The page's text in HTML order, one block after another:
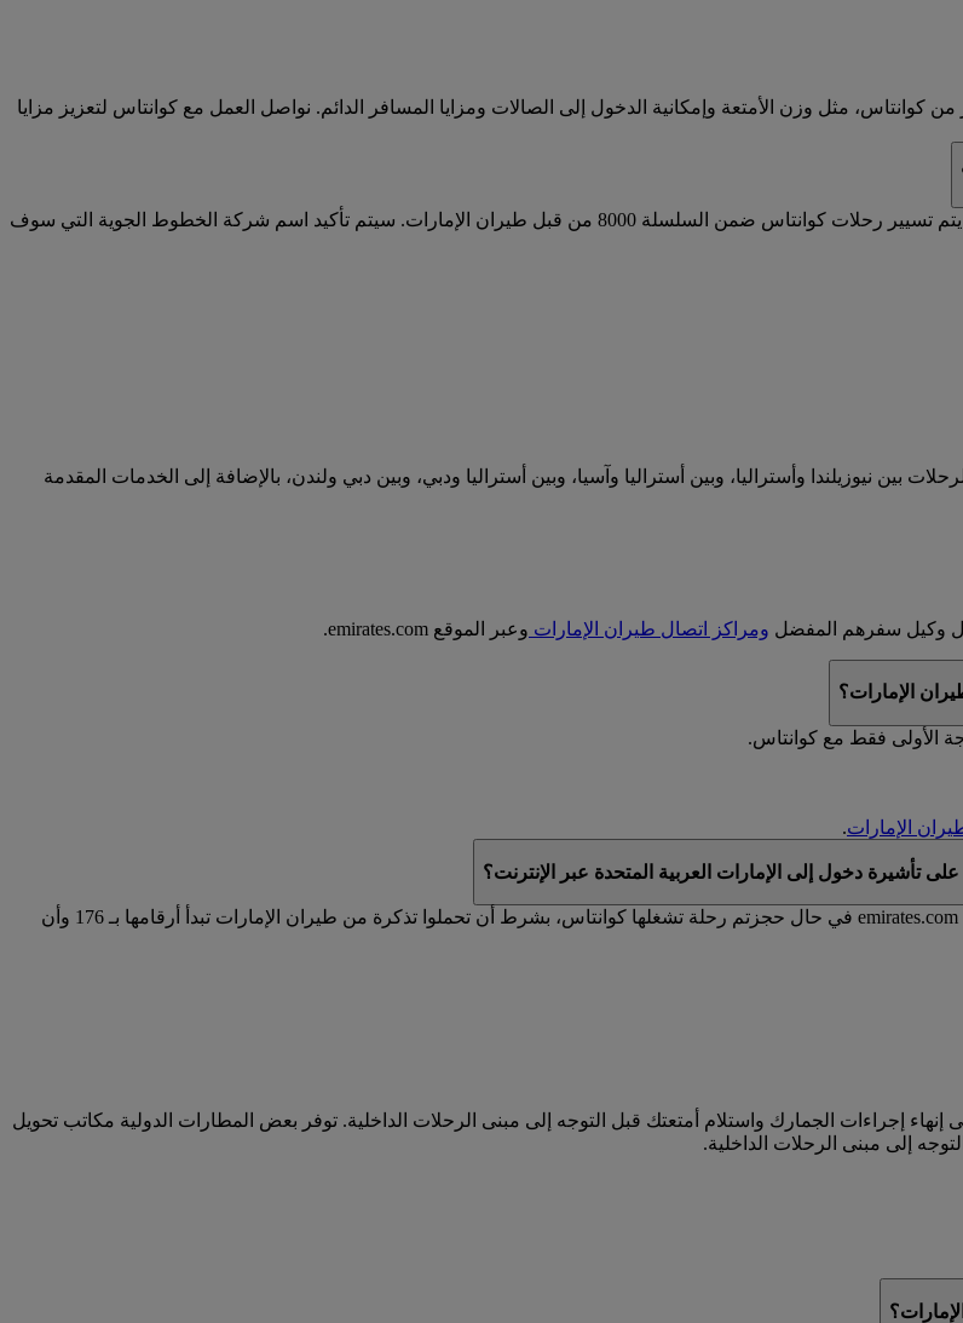
كوانتاس، مثل وزن الأمتعة وإمكانية الدخول إلى الصالات ومزايا المسافر الدائم. نواصل العمل مع كوانتاس لتعزيز مزايا
يتم تسيير رحلات طيران الإمارات ضمن السلسلة 5000 من قبل كوانتاس، بينما يتم تسيير رحلات كوانتاس ضمن السلسلة 8000 من قبل طيران الإمارات. سيتم تأكيد اسم شركة الخطوط الجوية التي سوف
بين نيوزيلندا وأستراليا، وبين أستراليا وآسيا، وبين أستراليا ودبي، وبين دبي ولندن، بالإضافة إلى الخدمات المقدمة
وكيل سفرهم المفضل ومراكز اتصال طيران الإمارات وعبر الموقع emirates.com.
الإمارات؟
الأولى فقط مع كوانتاس.
الإمارات.
دخول إلى الإمارات العربية المتحدة عبر الإنترنت؟
على موقع emirates.com في حال حجزتم رحلة تشغلها كوانتاس، بشرط أن تحملوا تذكرة من طيران الإمارات تبدأ أرقامها بـ 176 وأن
إجراءات الجمارك واستلام أمتعتك قبل التوجه إلى مبنى الرحلات الداخلية. توفر بعض المطارات الدولية مكاتب تحويل
إلى مبنى الرحلات الداخلية.